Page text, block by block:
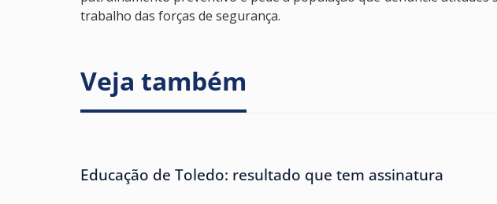
trabalho das forças de segurança.
Veja também
Educação de Toledo: resultado que tem assinatura